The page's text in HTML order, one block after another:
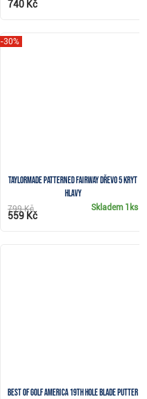
740 Kč
TaylorMade Patterned Fairway dřevo 5 kryt
hlavy
-30%
Skladem 1ks
799 Kč
559 Kč
Best of Golf America 19th Hole blade putter